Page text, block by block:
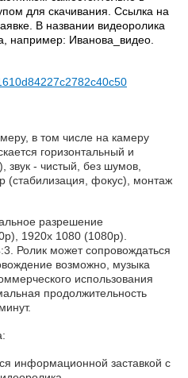
для скачивания. Ссылка на
В названии видеоролика
например: Иванова_видео.
в том числе на камеру
горизонтальный и
звук - чистый, без шумов,
(стабилизация, фокус), монтаж
разрешение
1920x 1080 (1080p).
Ролик может сопровождаться
возможно, музыка
использования
продолжительность
информационной заставкой с